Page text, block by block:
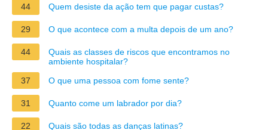
44 Quem desiste da ação tem que pagar custas?
29 O que acontece com a multa depois de um ano?
44
Quais as classes de riscos que encontramos no
ambiente hospitalar?
37
O que uma pessoa com fome sente?
31 Quanto come um labrador por dia?
22 Quais são todas as danças latinas?